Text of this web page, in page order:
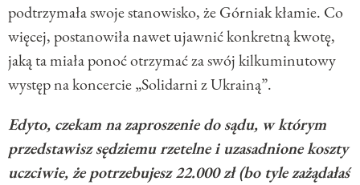
podtrzymała swoje stanowisko, że Górniak kłamie. Co
więcej, postanowiła nawet ujawnić konkretną kwotę,
jaką ta miała ponoć otrzymać za swój kilkuminutowy
występ na koncercie „Solidarni z Ukrainą”.
Edyto, czekam na zaproszenie do sądu, w którym
przedstawisz sędziemu rzetelne i uzasadnione koszty
uczciwie, że potrzebujesz 22.000 zł (bo tyle zażądałaś